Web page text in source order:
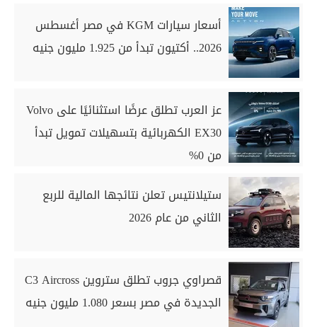
أسعار سيارات KGM في مصر أغسطس
2026.. أكتيون تبدأ من 1.925 مليون جنيه
عز العرب تطلق عرضًا استثنائيًا على Volvo
EX30 الكهربائية بتسهيلات تمويل تبدأ
من 0%
ستيلانتيس تعلن نتائجها المالية للربع
الثاني من عام 2026
قصراوي جروب تطلق ستروين C3 Aircross
الجديدة في مصر بسعر 1.080 مليون جنيه